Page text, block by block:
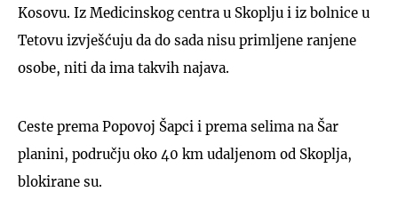
Kosovu. Iz Medicinskog centra u Skoplju i iz bolnice u
Tetovu izvješćuju da do sada nisu primljene ranjene
osobe, niti da ima takvih najava.
Ceste prema Popovoj Šapci i prema selima na Šar
planini, području oko 40 km udaljenom od Skoplja,
blokirane su.